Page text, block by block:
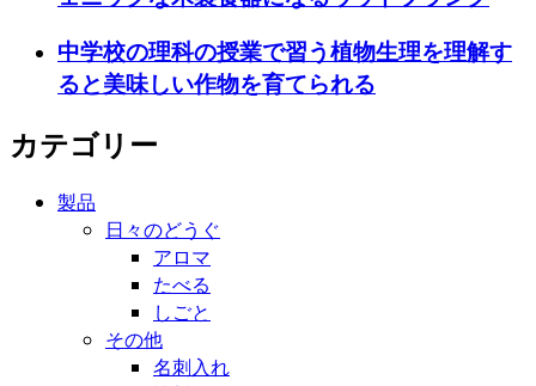
中学校の理科の授業で習う植物生理を理解す
ると美味しい作物を育てられる
カテゴリー
製品
日々のどうぐ
アロマ
たべる
しごと
その他
名刺入れ